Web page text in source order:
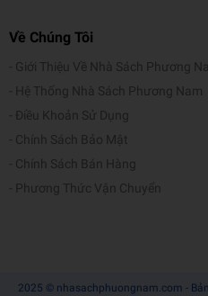
Về Chúng Tôi
Giới Thiệu Về Nhà Sách Phương
Hệ Thống Nhà Sách Phương Nam
Điều Khoản Sử Dụng
Chính Sách Bảo Mật
Chính Sách Bán Hàng
Phương Thức Vận Chuyển
2025 © nhasachphuongnam.com -